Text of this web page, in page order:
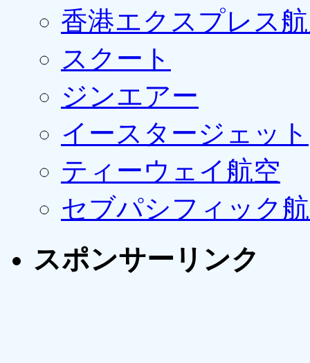
香港エクスプレス
スクート
ジンエアー
イースタージェット
ティーウェイ航空
セブパシフィック
スポンサーリンク